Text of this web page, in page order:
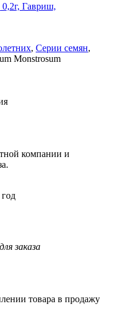
, Серии семян,
Monstrosum
компании и
заказа
товара в продажу